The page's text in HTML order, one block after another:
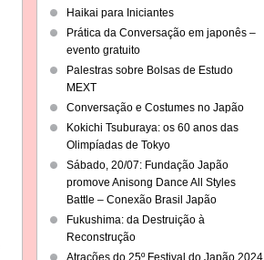
Haikai para Iniciantes
Prática da Conversação em japonês –
evento gratuito
Palestras sobre Bolsas de Estudo
MEXT
Conversação e Costumes no Japão
Kokichi Tsuburaya: os 60 anos das
Olimpíadas de Tokyo
Sábado, 20/07: Fundação Japão
promove Anisong Dance All Styles
Battle – Conexão Brasil Japão
Fukushima: da Destruição à
Reconstrução
Atrações do 25º Festival do Japão 2024